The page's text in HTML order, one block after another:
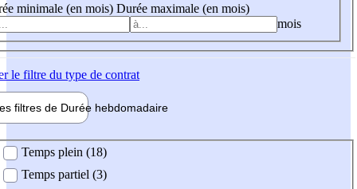
minimale (en mois) Durée maximale (en mois)
mois
le filtre du type de contrat
filtres de Durée hebdomadaire
Temps plein (18)
Temps partiel (3)